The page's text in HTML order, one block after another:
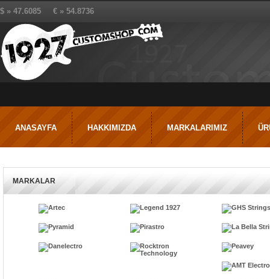
$ » 47.6085 € » 54.8736
ANASAYFA HAKKIMIZDA MARKALARIMIZ
MARKALAR